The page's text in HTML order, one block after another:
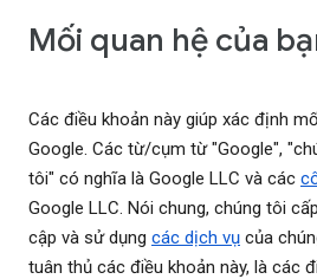
Mối quan hệ của
Các điều khoản này giúp xác định
Google. Các từ/cụm từ "Google",
tôi" có nghĩa là Google LLC và các
Google LLC. Nói chung, chúng tôi
cập và sử dụng các dịch vụ của
tuân thủ các điều khoản này, là các